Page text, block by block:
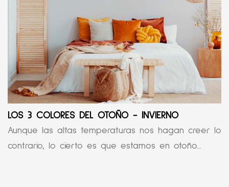
LOS 3 COLORES DEL OTOÑO - INVIERNO
Aunque las altas temperaturas nos hagan creer lo
contrario, lo cierto es que estamos en otoño...